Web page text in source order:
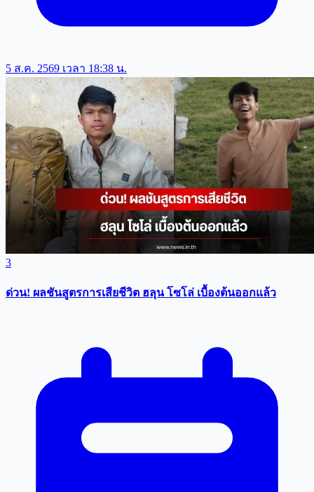
5 ส.ค. 2569 เวลา 18:38 น.
3
ด่วน! ผลชันสูตรการเสียชีวิต ฮลุน โซโล่ เบื้องต้นออกแล้ว